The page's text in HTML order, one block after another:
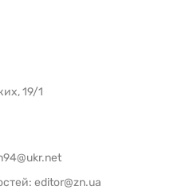
19/1
editor@zn.ua